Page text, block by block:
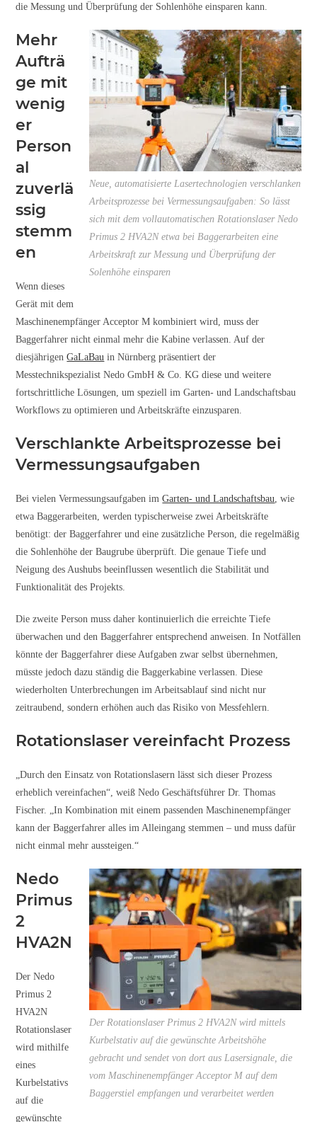
die Messung und Überprüfung der Sohlenhöhe einsparen kann.
Neue, automatisierte Lasertechnologien verschlanken
Arbeitsprozesse bei Vermessungsaufgaben: So lässt
sich mit dem vollautomatischen Rotationslaser Nedo
Primus 2 HVA2N etwa bei Baggerarbeiten eine
Arbeitskraft zur Messung und Überprüfung der
Solenhöhe einsparen
Mehr
Aufträ
ge mit
wenig
er
Person
al
zuverlä
ssig
stemm
en
Wenn dieses
Gerät mit dem
Maschinenempfänger Acceptor M kombiniert wird, muss der
Baggerfahrer nicht einmal mehr die Kabine verlassen. Auf der
diesjährigenGaLaBau in Nürnberg präsentiert der
Messtechnikspezialist Nedo GmbH & Co. KG diese und weitere
fortschrittliche Lösungen, um speziell im Garten- und Landschaftsbau
Workflows zu optimieren und Arbeitskräfte einzusparen.
Verschlankte Arbeitsprozesse bei
Vermessungsaufgaben
Bei vielen Vermessungsaufgaben imGarten- und Landschaftsbau , wie
etwa Baggerarbeiten, werden typischerweise zwei Arbeitskräfte
benötigt: der Baggerfahrer und eine zusätzliche Person, die regelmäßig
die Sohlenhöhe der Baugrube überprüft. Die genaue Tiefe und
Neigung des Aushubs beeinflussen wesentlich die Stabilität und
Funktionalität des Projekts.
Die zweite Person muss daher kontinuierlich die erreichte Tiefe
überwachen und den Baggerfahrer entsprechend anweisen. In Notfällen
könnte der Baggerfahrer diese Aufgaben zwar selbst übernehmen,
müsste jedoch dazu ständig die Baggerkabine verlassen. Diese
wiederholten Unterbrechungen im Arbeitsablauf sind nicht nur
zeitraubend, sondern erhöhen auch das Risiko von Messfehlern.
Rotationslaser vereinfacht Prozess
„Durch den Einsatz von Rotationslasern lässt sich dieser Prozess
erheblich vereinfachen“, weiß Nedo Geschäftsführer Dr. Thomas
Fischer. „In Kombination mit einem passenden Maschinenempfänger
kann der Baggerfahrer alles im Alleingang stemmen – und muss dafür
nicht einmal mehr aussteigen.“
Der Rotationslaser Primus 2 HVA2N wird mittels
Kurbelstativ auf die gewünschte Arbeitshöhe
gebracht und sendet von dort aus Lasersignale, die
vom Maschinenempfänger Acceptor M auf dem
Baggerstiel empfangen und verarbeitet werden
Nedo
Primus
2
HVA2N
Der Nedo
Primus 2
HVA2N
Rotationslaser
wird mithilfe
eines
Kurbelstativs
auf die
gewünschte